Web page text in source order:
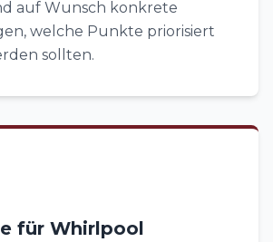
auf Wunsch konkrete
welche Punkte priorisiert
sollten.
für Whirlpool